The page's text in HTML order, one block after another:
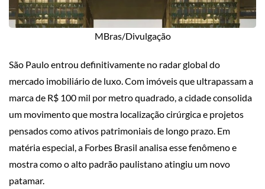
MBras/Divulgação
São Paulo entrou definitivamente no radar global do
mercado imobiliário de luxo. Com imóveis que ultrapassam a
marca de R$ 100 mil por metro quadrado, a cidade consolida
um movimento que mostra localização cirúrgica e projetos
pensados como ativos patrimoniais de longo prazo. Em
matéria especial, a Forbes Brasil analisa esse fenômeno e
mostra como o alto padrão paulistano atingiu um novo
patamar.